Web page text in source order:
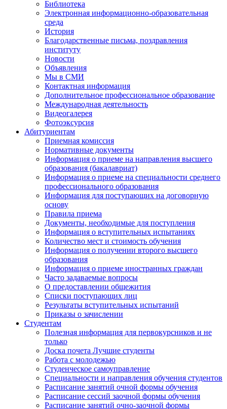
Библиотека
Электронная информационно-образовательная
среда
История
Благодарственные письма, поздравления
институту
Новости
Объявления
Мы в СМИ
Контактная информация
Дополнительное профессиональное образование
Международная деятельность
Видеогалерея
Фотоэксурсия
Абитуриентам
Приемная комиссия
Нормативные документы
Информация о приеме на направления высшего
образования (бакалавриат)
Информация о приеме на специальности среднего
профессионального образования
Информация для поступающих на договорную
основу
Правила приема
Документы, необходимые для поступления
Информация о вступительных испытаниях
Количество мест и стоимость обучения
Информация о получении второго высшего
образования
Информация о приеме иностранных граждан
Часто задаваемые вопросы
О предоставлении общежития
Списки поступающих лиц
Результаты вступительных испытаний
Приказы о зачислении
Студентам
Полезная информация для первокурсников и не
только
Доска почета Лучшие студенты
Работа с молодежью
Студенческое самоуправление
Специальности и направления обучения студентов
Расписание занятий очной формы обучения
Расписание сессий заочной формы обучения
Расписание занятий очно-заочной формы